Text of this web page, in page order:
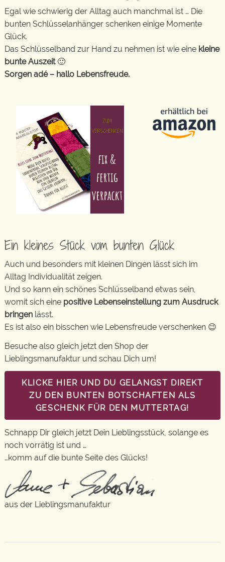
Egal wie schwierig der Alltag auch manchmal ist … Die
bunten Schlüsselanhänger schenken einige Momente
Glück.
Das Schlüsselband zur Hand zu nehmen ist wie eine kleine
bunte Auszeit🙂
Sorgen adé – hallo Lebensfreude.
Ein kleines Stück vom bunten Glück
Auch und besonders mit kleinen Dingen lässt sich im
Alltag Individualität zeigen.
Und so kann ein schönes Schlüsselband etwas sein,
womit sich eine positive Lebenseinstellung zum Ausdruck
bringen lässt.
Es ist also ein bisschen wie Lebensfreude verschenken 😉
Besuche also gleich jetzt den Shop der
Lieblingsmanufaktur und schau Dich um!
KLICKE HIER UND DU GELANGST DIREKT
ZU DEN BUNTEN BOTSCHAFTEN ALS
GESCHENK FÜR DEN MUTTERTAG!
Schnapp Dir gleich jetzt Dein Lieblingsstück, solange es
noch vorrätig ist und …
…komm auf die bunte Seite des Glücks!
aus der Lieblingsmanufaktur